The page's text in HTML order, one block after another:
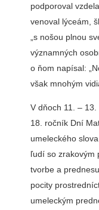
podporoval
venoval lýceám,
„s nošou plnou
významných
o ňom napísal:
však mnohým
V dňoch 11. –
18. ročník Dní
umeleckého
ľudí so zrakovým
tvorbe a
pocity
umeleckým